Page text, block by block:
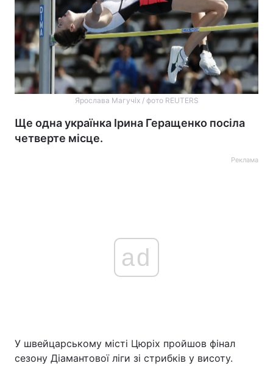
Головна Війна
Ярослава Магучіх / фото REUTERS
Ще одна українка Ірина Геращенко посіла
четверте місце.
Реклама
ad
У швейцарському місті Цюріх пройшов фінал
сезону Діамантової ліги зі стрибків у висоту.